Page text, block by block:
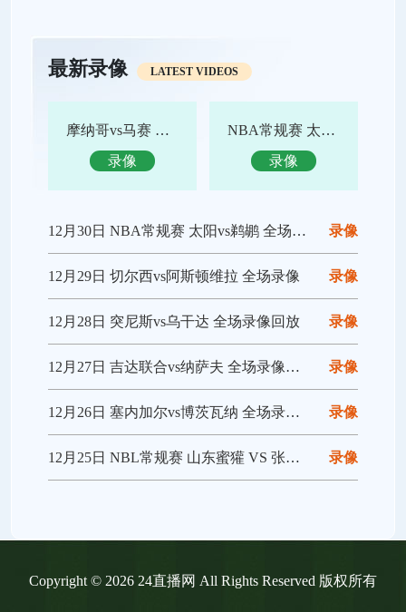
最新录像 LATEST VIDEOS
摩纳哥vs马赛 全场录像回放
录像
NBA常规赛 太阳vs鹈鹕 全场集锦
录像
录像
12月30日 NBA常规赛 太阳vs鹈鹕 全场录像回放
录像
12月29日 切尔西vs阿斯顿维拉 全场录像
录像
12月28日 突尼斯vs乌干达 全场录像回放
录像
12月27日 吉达联合vs纳萨夫 全场录像回放
录像
12月26日 塞内加尔vs博茨瓦纳 全场录像回放
录像
12月25日 NBL常规赛 山东蜜獾 VS 张家口体文旅 全场录像
Copyright © 2026 24直播网 All Rights Reserved 版权所有